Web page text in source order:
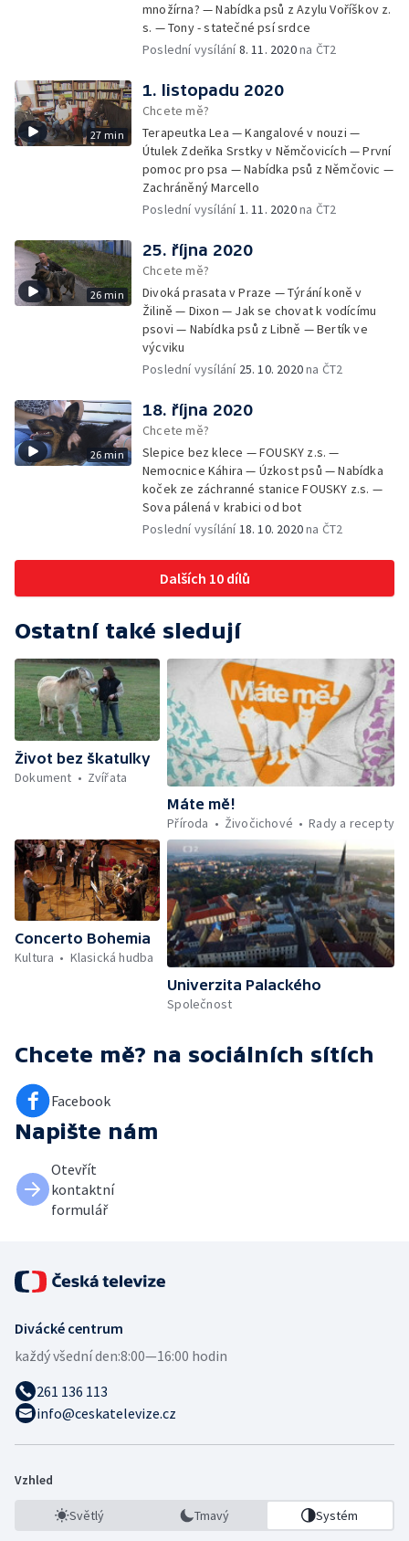
množírna? — Nabídka psů z Azylu Voříškov z.
s. — Tony - statečné psí srdce
Poslední vysílání8. 11. 2020na ČT2
27 min
1. listopadu 2020
Chcete mě?
Terapeutka Lea — Kangalové v nouzi —
Útulek Zdeňka Srstky v Němčovicích — První
pomoc pro psa — Nabídka psů z Němčovic —
Zachráněný Marcello
Poslední vysílání1. 11. 2020na ČT2
26 min
25. října 2020
Chcete mě?
Divoká prasata v Praze — Týrání koně v
Žilině — Dixon — Jak se chovat k vodícímu
psovi — Nabídka psů z Libně — Bertík ve
výcviku
Poslední vysílání 25. 10. 2020na ČT2
26 min
18. října 2020
Chcete mě?
Slepice bez klece — FOUSKY z.s. —
Nemocnice Káhira — Úzkost psů — Nabídka
koček ze záchranné stanice FOUSKY z.s. —
Sova pálená v krabici od bot
Poslední vysílání18. 10. 2020na ČT2
Dalších 10 dílů
Ostatní také sledují
Život bez škatulky
Dokument
Zvířata
Máte mě!
Příroda
Živočichové Rady a recepty
Concerto Bohemia
Kultura
Klasická hudba
Univerzita Palackého
Společnost
Chcete mě? na sociálních sítích
Facebook
Napište nám
Otevřít
kontaktní
formulář
Divácké centrum
každý všední den:8:00—16:00 hodin
261 136 113
info@ceskatelevize.cz
Vzhled
Světlý Tmavý Systém